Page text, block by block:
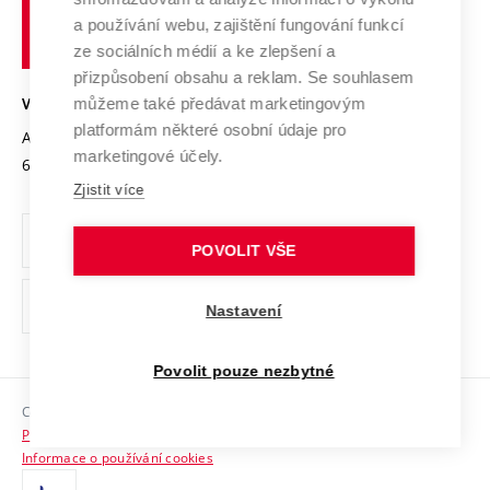
Transfer znalostí
Open Science
Projekty
Projekty ze strukturálních fondů
Specifický výzkum
Služby univerzity
Mezinárodní dohody
Univerzitní sítě
Podnikavá univerzita / ContriBUTe
Bezpečná univerzita
Vyznamenání
Organizační struktura
Ochrana osobních údajů
odkaz)
Sociální bezpečí
HR Award
učení
technické
VYSOKÉ UČENÍ TECHNICKÉ V BRNĚ
Antonínská 548/1
602 00 Brno
www.vut.cz
vut@vutbr.cz
Copyright © 2026 VUT
Prohlášení o přístupnosti
Informace o používání cookies
a používání webu, zajištění fungování funkcí
ze sociálních médií a ke zlepšení a
přizpůsobení obsahu a reklam. Se souhlasem
můžeme také předávat marketingovým
platformám některé osobní údaje pro
marketingové účely.
Zjistit více
POVOLIT VŠE
Nastavení
Povolit pouze nezbytné